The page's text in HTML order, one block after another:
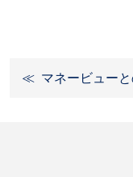
マネービュー